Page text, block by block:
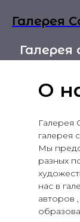
Галерея
Галерея
О
Галерея
галерея
Мы
разных
нас в
авторов